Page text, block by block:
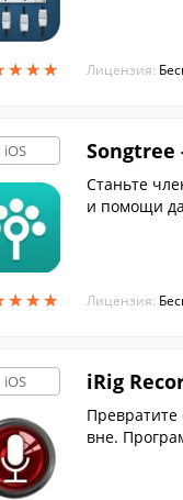
★★★
★★★ Лицензия:
iOS
★★★
★★★
Станьте
и помощи
Лицензия:
iOS iRig
Превратите
вне.